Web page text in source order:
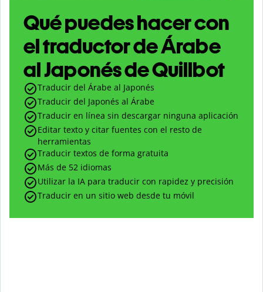
Qué puedes hacer con
el traductor de Árabe
al Japonés de Quillbot
Traducir del Árabe al Japonés
Traducir del Japonés al Árabe
Traducir en línea sin descargar ninguna aplicación
Editar texto y citar fuentes con el resto de
herramientas
Traducir textos de forma gratuita
Más de 52 idiomas
Utilizar la IA para traducir con rapidez y precisión
Traducir en un sitio web desde tu móvil